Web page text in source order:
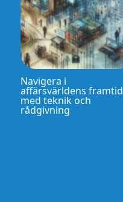
Navigera i
affärsvärldens framtid
med teknik och
rådgivning